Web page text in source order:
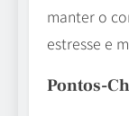
manter o
estresse e
Pontos-